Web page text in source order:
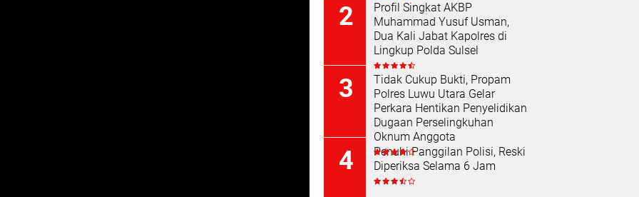
Profil Singkat AKBP
Muhammad Yusuf Usman,
Dua Kali Jabat Kapolres di
Lingkup Polda Sulsel
Tidak Cukup Bukti, Propam
Polres Luwu Utara Gelar
Perkara Hentikan Penyelidikan
Dugaan Perselingkuhan
Oknum Anggota
Penuhi Panggilan Polisi, Reski
Diperiksa Selama 6 Jam